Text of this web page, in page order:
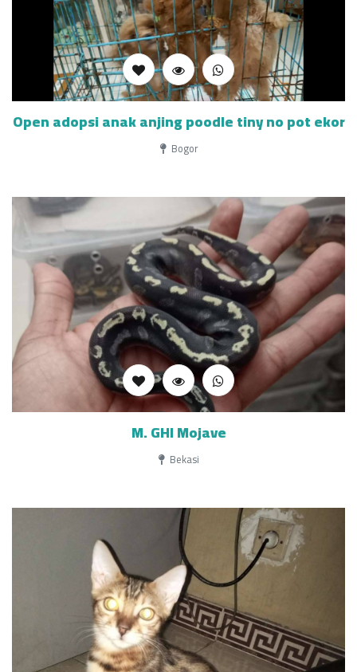
Open adopsi anak anjing poodle tiny no pot ekor
Bogor
M. GHI Mojave
Bekasi